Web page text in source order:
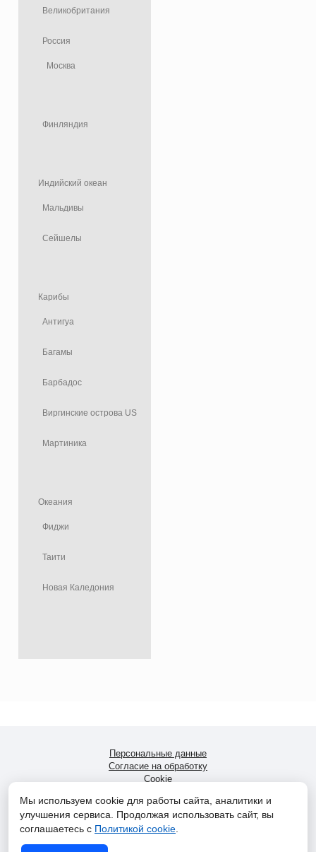
Великобритания
Россия
Москва
Финляндия
Индийский океан
Мальдивы
Сейшелы
Карибы
Антигуа
Багамы
Барбадос
Виргинские острова US
Мартиника
Океания
Фиджи
Таити
Новая Каледония
Мы используем cookie для работы сайта, аналитики и
улучшения сервиса. Продолжая использовать сайт, вы
соглашаетесь с Политикой cookie
Персональные данные
Согласие на обработку
Cookie
«Мир ветров» -Москва -ул. Окская, д.3, корп. 1,
+7(499)705-9291/+7(930)761-2220
"World of Winds" LP SL032750 5 South Charlotte Street, Edinburgh,
Scotland, United Kingdom, EH2 4AN